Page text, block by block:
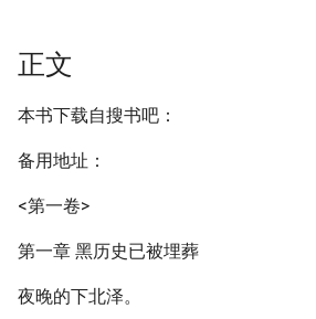
正文
本书下载自搜书吧：
备用地址：
<第一卷>
第一章 黑历史已被埋葬
夜晚的下北泽。